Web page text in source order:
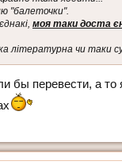
"балеточки".
моя таки доста
літературна чи таки
бы перевести, а то